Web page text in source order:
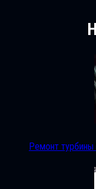
Ремонт турбины